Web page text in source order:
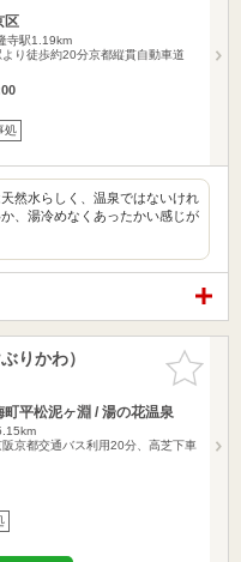
区
寺駅1.19km
り徒歩約20分京都縦貫自動車道
処
然水らしく、温泉ではないけれ
、湯冷めなくあったかい感じが
お気に入
りに追加
りかわ）
平松泥ヶ淵 / 湯の花温泉
京都交通バス利用20分、高芝下車